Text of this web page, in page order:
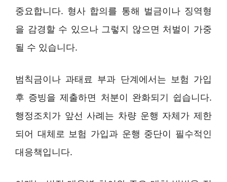
중요합니다. 형사 합의를 통해 벌금이나 징역형
을 감경할 수 있으나 그렇지 않으면 처벌이 가중
될 수 있습니다.
범칙금이나 과태료 부과 단계에서는 보험 가입
후 증빙을 제출하면 처분이 완화되기 쉽습니다.
행정조치가 앞선 사례는 차량 운행 자체가 제한
되어 대체로 보험 가입과 운행 중단이 필수적인
대응책입니다.